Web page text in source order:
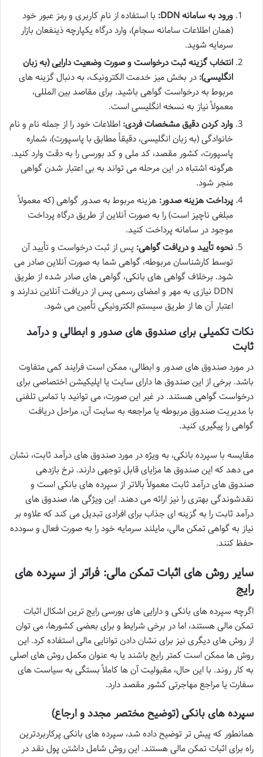
ورود به سامانه DDN:
با استفاده از نام کاربری و رمز عبور خود
(همان اطلاعات سامانه سجام)، وارد درگاه یکپارچه ذینفعان بازار
سرمایه شوید.
انتخاب گزینه ثبت درخواست و صورت وضعیت دارایی (به زبان
انگلیسی): در بخش میز خدمت الکترونیک، به دنبال گزینه های
مربوط به درخواست گواهی باشید. برای مقاصد بین المللی،
معمولاً نیاز به نسخه انگلیسی است.
وارد کردن دقیق مشخصات فردی: اطلاعات خود را از جمله نام و نام
خانوادگی (به زبان انگلیسی، دقیقاً مطابق با پاسپورت)، شماره
پاسپورت، کشور مقصد، کد ملی و کد بورسی را به دقت وارد کنید.
هرگونه اشتباه در این مرحله می تواند به بی اعتبار شدن گواهی
منجر شود.
پرداخت هزینه صدور: هزینه مربوط به صدور گواهی (که معمولاً
مبلغی ناچیز است) را به صورت آنلاین از طریق درگاه پرداخت
موجود در سامانه پرداخت کنید.
نحوه تأیید و دریافت گواهی: پس از ثبت درخواست و تأیید آن
توسط کارشناسان مربوطه، گواهی شما به صورت آنلاین صادر می
شود. برخلاف گواهی های بانکی، گواهی های صادر شده از طریق
DDN نیازی به مهر و امضای رسمی پس از دریافت آنلاین ندارند و
اعتبار آن ها از طریق سیستم الکترونیکی تأمین می شود.
نکات تکمیلی برای صندوق های صدور و ابطالی و درآمد
ثابت
در مورد صندوق های صدور و ابطالی، ممکن است فرایند کمی متفاوت
باشد. برخی از این صندوق ها دارای سایت یا اپلیکیشن اختصاصی برای
درخواست گواهی هستند. در غیر این صورت، می توانید با تماس تلفنی
با مدیریت صندوق مربوطه یا مراجعه به سایت آن، مراحل دریافت
گواهی را پیگیری کنید.
مقایسه با سپرده بانکی، به ویژه در مورد صندوق های درآمد ثابت، نشان
می دهد که این صندوق ها مزایای قابل توجهی دارند. نرخ بازدهی
صندوق های درآمد ثابت معمولاً بالاتر از سپرده های بانکی است و
نقدشوندگی بهتری را نیز ارائه می دهند. این ویژگی ها، صندوق های
درآمد ثابت را به گزینه ای جذاب برای افرادی تبدیل می کند که علاوه بر
نیاز به گواهی تمکن مالی، مایلند سرمایه خود را به صورت فعال و سودده
حفظ کنند.
سایر روش های اثبات تمکن مالی: فراتر از سپرده های
رایج
اگرچه سپرده های بانکی و دارایی های بورسی رایج ترین اشکال اثبات
تمکن مالی هستند، اما در برخی شرایط و برای بعضی کشورها، می توان
از روش های دیگری نیز برای نشان دادن توانایی مالی استفاده کرد. این
روش ها ممکن است کمتر رایج باشند یا به عنوان مکمل روش های اصلی
به کار روند. با این حال، مقبولیت آن ها کاملاً بستگی به سیاست های
سفارت یا مراجع مهاجرتی کشور مقصد دارد.
سپرده های بانکی (توضیح مختصر مجدد و ارجاع)
همانطور که پیش تر توضیح داده شد، سپرده های بانکی پرکاربردترین
راه برای اثبات تمکن مالی هستند. این روش شامل داشتن پول نقد در